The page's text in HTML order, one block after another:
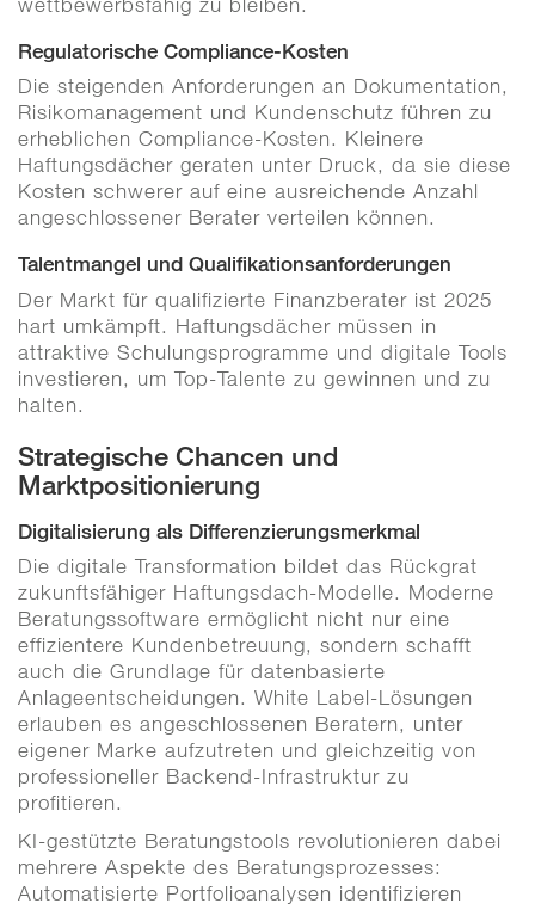
Regulatorische Compliance-Kosten
Die steigenden Anforderungen an Dokumentation,
Risikomanagement und Kundenschutz führen zu
erheblichen Compliance-Kosten. Kleinere
Haftungsdächer geraten unter Druck, da sie diese
Kosten schwerer auf eine ausreichende Anzahl
angeschlossener Berater verteilen können.
Talentmangel und Qualifikationsanforderungen
Der Markt für qualifizierte Finanzberater ist 2025
hart umkämpft. Haftungsdächer müssen in
attraktive Schulungsprogramme und digitale Tools
investieren, um Top-Talente zu gewinnen und zu
halten.
Strategische Chancen und
Marktpositionierung
Digitalisierung als Differenzierungsmerkmal
Die digitale Transformation bildet das Rückgrat
zukunftsfähiger Haftungsdach-Modelle. Moderne
Beratungssoftware ermöglicht nicht nur eine
effizientere Kundenbetreuung, sondern schafft
auch die Grundlage für datenbasierte
Anlageentscheidungen. White Label-Lösungen
erlauben es angeschlossenen Beratern, unter
eigener Marke aufzutreten und gleichzeitig von
professioneller Backend-Infrastruktur zu
profitieren.
KI-gestützte Beratungstools revolutionieren dabei
mehrere Aspekte des Beratungsprozesses:
Automatisierte Portfolioanalysen identifizieren